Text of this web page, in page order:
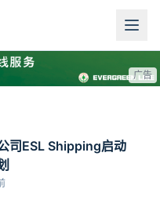
广告
船签约5艘
司ESL Shipping启动